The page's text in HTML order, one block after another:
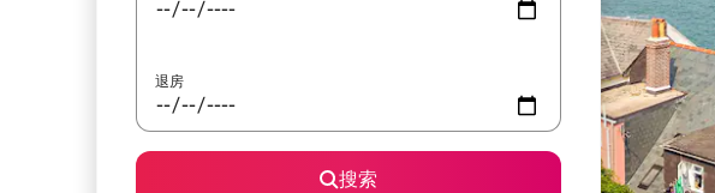
退房
搜索